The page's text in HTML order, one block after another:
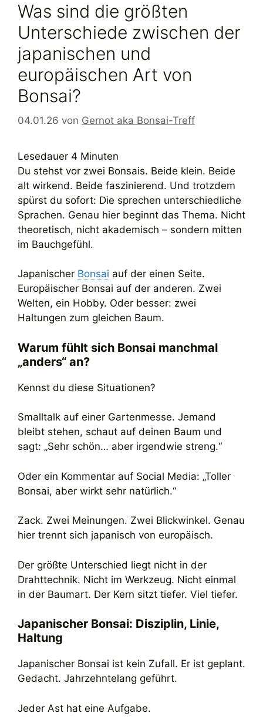
Was sind die größten
Unterschiede zwischen der
japanischen und
europäischen Art von
Bonsai?
04.01.26 von Gernot aka Bonsai-Treff
Lesedauer 4 Minuten
Du stehst vor zwei Bonsais. Beide klein. Beide
alt wirkend. Beide faszinierend. Und trotzdem
spürst du sofort: Die sprechen unterschiedliche
Sprachen. Genau hier beginnt das Thema. Nicht
theoretisch, nicht akademisch – sondern mitten
im Bauchgefühl.
Japanischer Bonsai auf der einen Seite.
Europäischer Bonsai auf der anderen. Zwei
Welten, ein Hobby. Oder besser: zwei
Haltungen zum gleichen Baum.
Warum fühlt sich Bonsai manchmal
„anders“ an?
Kennst du diese Situationen?
Smalltalk auf einer Gartenmesse. Jemand
bleibt stehen, schaut auf deinen Baum und
sagt: „Sehr schön… aber irgendwie streng.“
Oder ein Kommentar auf Social Media: „Toller
Bonsai, aber wirkt sehr natürlich.“
Zack. Zwei Meinungen. Zwei Blickwinkel. Genau
hier trennt sich japanisch von europäisch.
Der größte Unterschied liegt nicht in der
Drahttechnik. Nicht im Werkzeug. Nicht einmal
in der Baumart. Der Kern sitzt tiefer. Viel tiefer.
Japanischer Bonsai: Disziplin, Linie,
Haltung
Japanischer Bonsai ist kein Zufall. Er ist geplant.
Gedacht. Jahrzehntelang geführt.
Jeder Ast hat eine Aufgabe.